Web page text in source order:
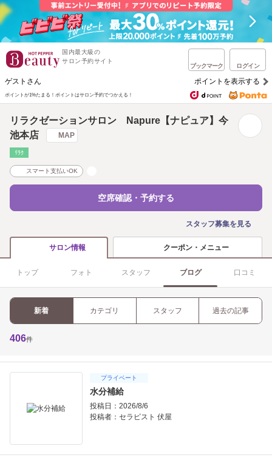
国内最大級の
サロン予約サイト
ブックマーク ログイン
ゲストさん ポイントを表示する
ポイントが1%たまる！ ポイントはサロン予約でつかえる！
リラクゼーションサロン Napure【ナピュア】今
池本店
MAP
ﾘﾗｸ
スマート支払いOK
空席確認・予約する
スタッフ募集を見る
サロン情報 クーポン・メニュー
トップ フォト スタッフ ブログ 口コミ
新着 カテゴリ スタッフ 過去の記事
406件
プライベート
水分補給
投稿日：2026/8/6
投稿者： セラピスト 伏屋